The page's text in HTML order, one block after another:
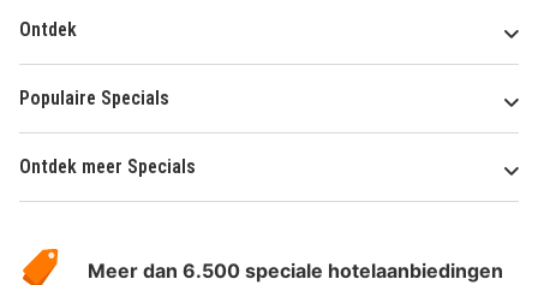
Ontdek
Populaire Specials
Ontdek meer Specials
HotelSpecials
Meer dan 6.500 speciale hotelaanbiedingen